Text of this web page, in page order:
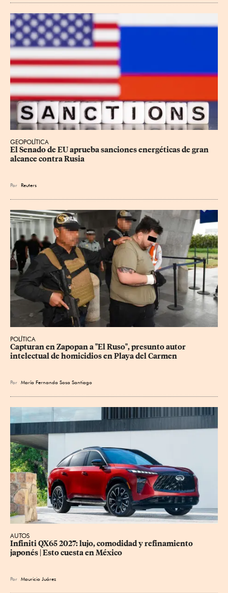
GEOPOLÍTICA
El Senado de EU aprueba sanciones energéticas de gran
alcance contra Rusia
Por Reuters
POLÍTICA
Capturan en Zapopan a "El Ruso", presunto autor
intelectual de homicidios en Playa del Carmen
Por María Fernanda Sosa Santiago
AUTOS
Infiniti QX65 2027: lujo, comodidad y refinamiento
japonés | Esto cuesta en México
Por Mauricio Juárez